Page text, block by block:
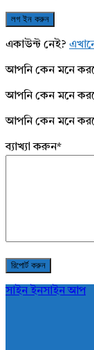
একাউন্ট নেই?
আপনি কেন মনে
আপনি কেন মনে
আপনি কেন মনে
ব্যাখ্যা করুন*
সাইন ইনসাইন আপ